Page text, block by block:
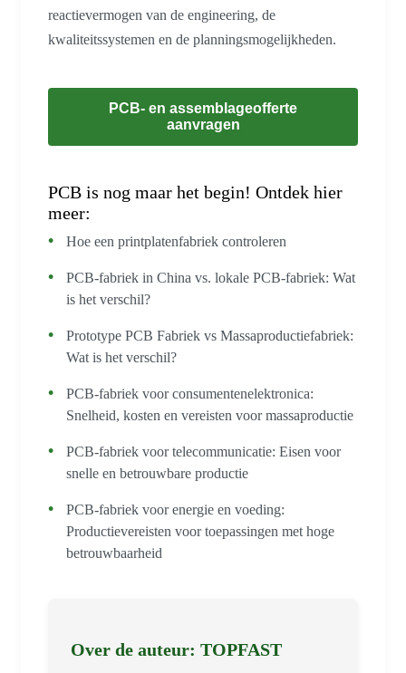
reactievermogen van de engineering, de
kwaliteitssystemen en de planningsmogelijkheden.
PCB- en assemblageofferte
aanvragen
PCB is nog maar het begin! Ontdek hier
meer:
Hoe een printplatenfabriek controleren
PCB-fabriek in China vs. lokale PCB-fabriek: Wat
is het verschil?
Prototype PCB Fabriek vs Massaproductiefabriek:
Wat is het verschil?
PCB-fabriek voor consumentenelektronica:
Snelheid, kosten en vereisten voor massaproductie
PCB-fabriek voor telecommunicatie: Eisen voor
snelle en betrouwbare productie
PCB-fabriek voor energie en voeding:
Productievereisten voor toepassingen met hoge
betrouwbaarheid
Over de auteur: TOPFAST